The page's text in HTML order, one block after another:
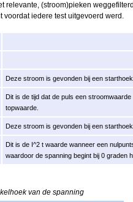
relevante, (stroom)pieken
voordat iedere test uitgevoerd werd.
Deze stroom is gevonden bij een
Dit is de tijd dat de puls een
topwaarde.
Deze stroom is gevonden bij een
Dit is de I^2 t waarde wanneer een
waardoor de spanning begint bij 0 graden
van de spanning